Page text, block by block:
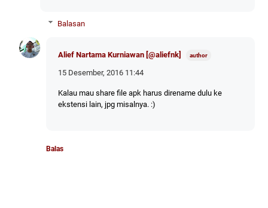
Balasan
Alief Nartama Kurniawan [@aliefnk]
15 Desember, 2016 11:44
Kalau mau share file apk harus direname dulu ke
ekstensi lain, jpg misalnya. :)
Balas